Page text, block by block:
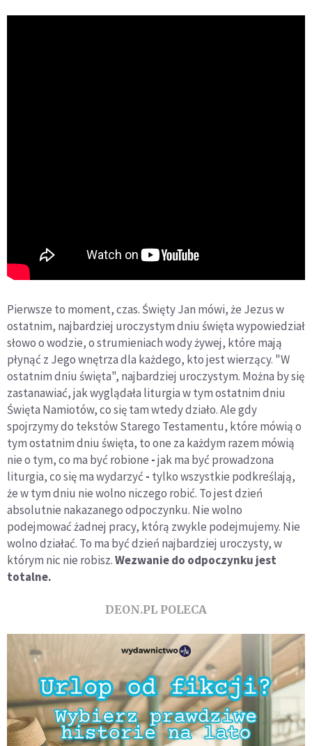
Pierwsze to moment, czas. Święty Jan mówi, że Jezus w
ostatnim, najbardziej uroczystym dniu święta wypowiedział
słowo o wodzie, o strumieniach wody żywej, które mają
płynąć z Jego wnętrza dla każdego, kto jest wierzący. "W
ostatnim dniu święta", najbardziej uroczystym. Można by się
zastanawiać, jak wyglądała liturgia w tym ostatnim dniu
Święta Namiotów, co się tam wtedy działo. Ale gdy
spojrzymy do tekstów Starego Testamentu, które mówią o
tym ostatnim dniu święta, to one za każdym razem mówią
nie o tym, co ma być robione -jak ma być prowadzona
liturgia, co się ma wydarzyć - tylko wszystkie podkreślają,
że w tym dniu nie wolno niczego robić. To jest dzień
absolutnie nakazanego odpoczynku. Nie wolno
podejmować żadnej pracy, którą zwykle podejmujemy. Nie
wolno działać. To ma być dzień najbardziej uroczysty, w
którym nic nie robisz.Wezwanie do odpoczynku jest
totalne.
DEON.PL POLECA